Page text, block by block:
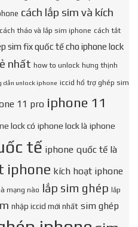
cách lắp sim và kích
cách tháo và lắp sim iphone cách tắt
sim fix quốc tế cho iphone lock
nhất how to unlock hưng thịnh
dẫn unlock iphone iccid hổ trợ ghép sim
11 pro iphone 11
lock có iphone lock là iphone
tế iphone quốc tế là
iphone kích hoạt iphone
mạng nào lắp sim ghép lắp
nhập iccid mới nhất sim ghép